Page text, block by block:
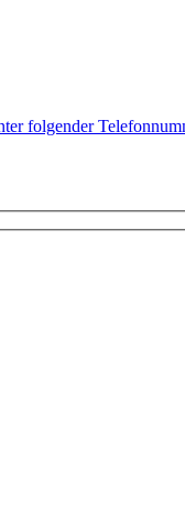
folgender